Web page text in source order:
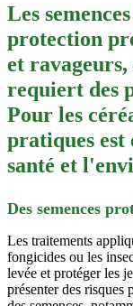
Les
protection
et
requiert des
Pour les
pratiques est
santé et
Des semences
Les traitements
fongicides ou les
levée et protéger les
présenter des risques